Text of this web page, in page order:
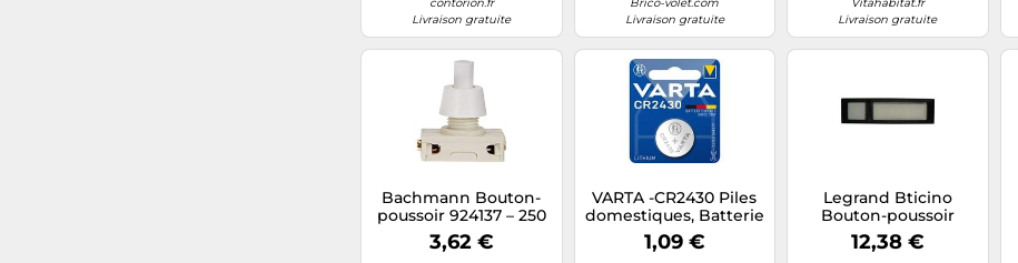
contorion.fr
Livraison gratuite
Brico-volet.com
Livraison gratuite
Vitahabitat.fr
Livraison gratuite
Bachmann Bouton-
poussoir 924137 – 250
V 2 A – à rappel – 1
pc(s)
3,62 €
VARTA -CR2430 Piles
domestiques, Batterie
1,09 €
Legrand Bticino
Bouton-poussoir
encastrable SCHW 3
Noir 3N
12,38 €